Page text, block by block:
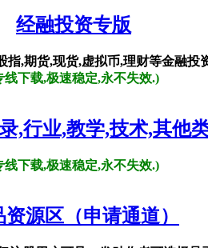
经融投资专版
指,期货,现货,虚拟币,理财等金融投
线下载,极速稳定,永不失效.)
,行业,教学,技术,其他
线下载,极速稳定,永不失效.)
资源区（申请通道）